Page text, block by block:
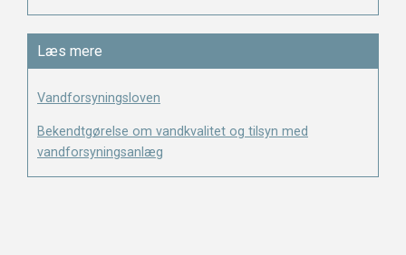
Læs mere
Vandforsyningsloven
Bekendtgørelse om vandkvalitet og tilsyn med
vandforsyningsanlæg